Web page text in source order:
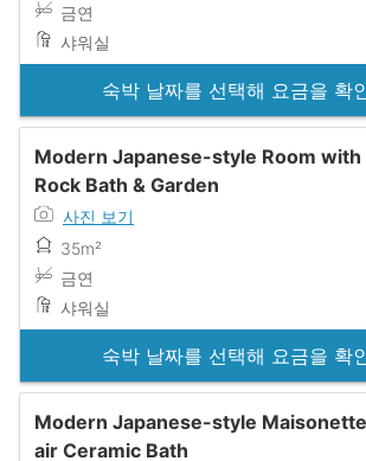
금연
샤워실
숙박 날짜를 선택해 요금을 확
Modern Japanese-style Room
Rock Bath & Garden
사진 보기
35m²
금연
샤워실
숙박 날짜를 선택해 요금을 확
Modern Japanese-style
air Ceramic Bath